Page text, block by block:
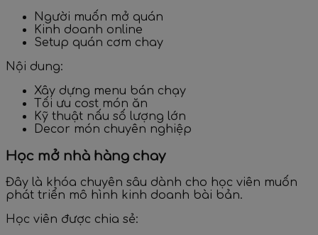
Người muốn mở quán
Kinh doanh online
Setup quán cơm chay
Nội dung:
Xây dựng menu bán chạy
Tối ưu cost món ăn
Kỹ thuật nấu số lượng lớn
Decor món chuyên nghiệp
Học mở nhà hàng chay
Đây là khóa chuyên sâu dành cho học viên muốn
phát triển mô hình kinh doanh bài bản.
Học viên được chia sẻ: